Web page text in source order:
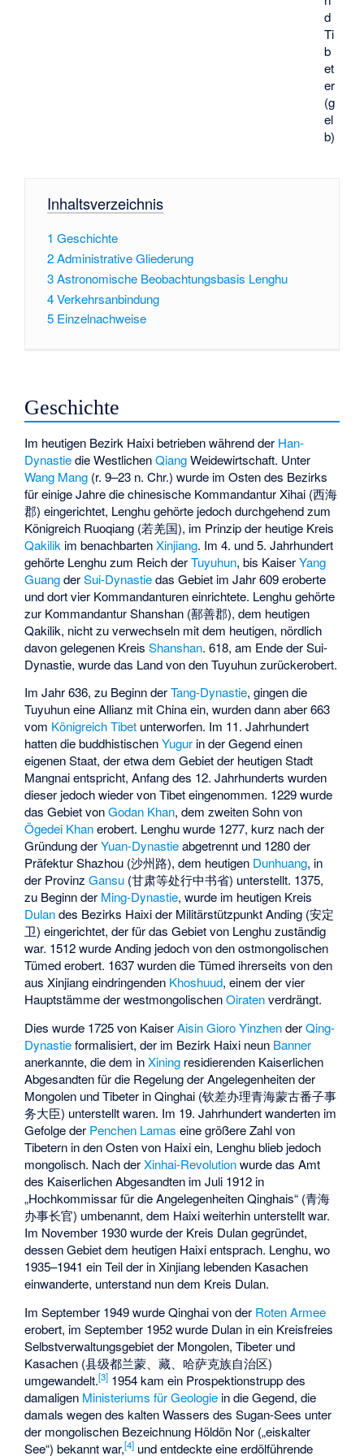
d
Ti
b
et
er
(g
el
b)
Inhaltsverzeichnis
1 Geschichte
2Administrative Gliederung
3Astronomische Beobachtungsbasis Lenghu
4Verkehrsanbindung
5 Einzelnachweise
Geschichte
Im heutigen Bezirk Haixi betrieben während der Han-
Dynastiedie WestlichenQiangWeidewirtschaft. Unter
Wang Mang (r. 9–23 n. Chr.) wurde im Osten des Bezirks
für einige Jahre die chinesische Kommandantur Xihai (西海
郡) eingerichtet, Lenghu gehörte jedoch durchgehend zum
Königreich Ruoqiang (若羌国), im Prinzip der heutige Kreis
Qakilik im benachbartenXinjiang. Im 4. und 5. Jahrhundert
gehörte Lenghu zum Reich derTuyuhun, bis KaiserYang
GuangderSui-Dynastiedas Gebiet im Jahr 609 eroberte
und dort vier Kommandanturen einrichtete. Lenghu gehörte
zur Kommandantur Shanshan (鄯善郡), dem heutigen
Qakilik, nicht zu verwechseln mit dem heutigen, nördlich
davon gelegenen KreisShanshan. 618, am Ende der Sui-
Dynastie, wurde das Land von den Tuyuhun zurückerobert.
Im Jahr 636, zu Beginn derTang-Dynastie, gingen die
Tuyuhun eine Allianz mit China ein, wurden dann aber 663
vom Königreich Tibet unterworfen. Im 11. Jahrhundert
hatten die buddhistischenYugur in der Gegend einen
eigenen Staat, der etwa dem Gebiet der heutigen Stadt
Mangnai entspricht, Anfang des 12. Jahrhunderts wurden
dieser jedoch wieder von Tibet eingenommen. 1229 wurde
das Gebiet vonGodan Khan, dem zweiten Sohn von
Ögedei Khanerobert. Lenghu wurde 1277, kurz nach der
Gründung derYuan-Dynastieabgetrennt und 1280 der
Präfektur Shazhou (沙州路), dem heutigen Dunhuang, in
der ProvinzGansu (甘肃等处行中书省) unterstellt. 1375,
zu Beginn der Ming-Dynastie, wurde im heutigen Kreis
Dulandes Bezirks Haixi der Militärstützpunkt Anding (安定
卫) eingerichtet, der für das Gebiet von Lenghu zuständig
war. 1512 wurde Anding jedoch von den ostmongolischen
Tümed erobert. 1637 wurden die Tümed ihrerseits von den
aus Xinjiang eindringenden Khoshuud, einem der vier
Hauptstämme der westmongolischenOiratenverdrängt.
Dies wurde 1725 von KaiserAisin Gioro YinzhenderQing-
Dynastieformalisiert, der im Bezirk Haixi neun Banner
anerkannte, die dem inXining residierenden Kaiserlichen
Abgesandten für die Regelung der Angelegenheiten der
Mongolen und Tibeter in Qinghai (钦差办理青海蒙古番子事
务大臣) unterstellt waren. Im 19. Jahrhundert wanderten im
Gefolge der Penchen Lamas eine größere Zahl von
Tibetern in den Osten von Haixi ein, Lenghu blieb jedoch
mongolisch. Nach derXinhai-Revolutionwurde das Amt
des Kaiserlichen Abgesandten im Juli 1912 in
„Hochkommissar für die Angelegenheiten Qinghais“ (青海
办事长官) umbenannt, dem Haixi weiterhin unterstellt war.
Im November 1930 wurde der Kreis Dulan gegründet,
dessen Gebiet dem heutigen Haixi entsprach. Lenghu, wo
1935–1941 ein Teil der in Xinjiang lebenden Kasachen
einwanderte, unterstand nun dem Kreis Dulan.
Im September 1949 wurde Qinghai von der Roten Armee
erobert, im September 1952 wurde Dulan in ein Kreisfreies
Selbstverwaltungsgebiet der Mongolen, Tibeter und
Kasachen (县级都兰蒙、藏、哈萨克族自治区)
umgewandelt.[3] 1954 kam ein Prospektionstrupp des
damaligen Ministeriums für Geologie in die Gegend, die
damals wegen des kalten Wassers desSugan-Sees unter
der mongolischen Bezeichnung Höldön Nor („eiskalter
See“) bekannt war,[4] und entdeckte eine erdölführende